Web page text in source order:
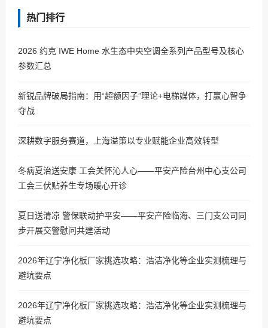
热门排行
2026 约克 IWE Home 水生态中央空调全系列产品型号及核心
参数汇总
新锐品牌破局指南：用“超额因子”理论+电梯媒体，打赢心智争
夺战
深耕数字服务赛道，上海溢策以专业赋能企业高效转型
冬病夏治送安康 工会关怀沁人心——平安产险台州中心支公司
工会三伏贴养生专场暖心开诊
夏日送清凉 警保联动护平安——平安产险临海、三门支公司同
步开展交警慰问共建活动
2026年辽宁净化板厂家挑选攻略：浩洁净化等企业实测梳理与
避坑要点
2026年辽宁净化板厂家挑选攻略：浩洁净化等企业实测梳理与
避坑要点